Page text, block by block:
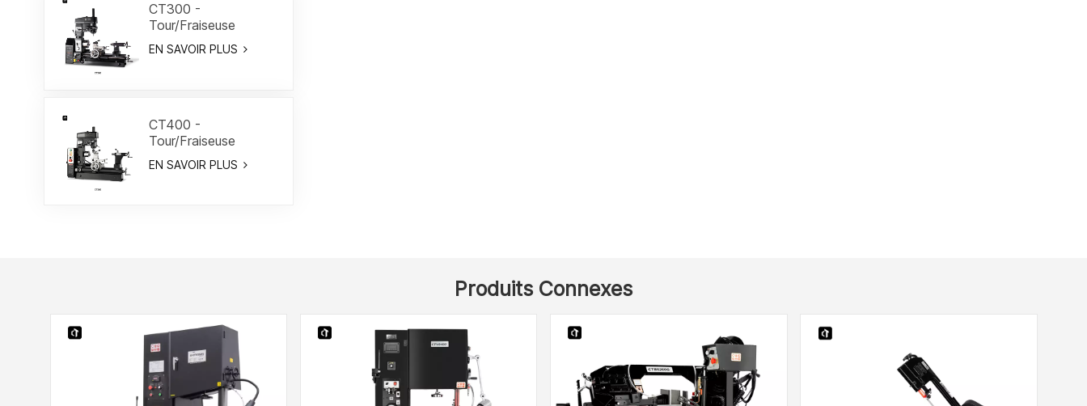
CT300 -
Tour/Fraiseuse
combiné 19-3/5"
EN SAVOIR PLUS
CT400 -
Tour/Fraiseuse
combiné 15-3/4"
EN SAVOIR PLUS
Produits Connexes